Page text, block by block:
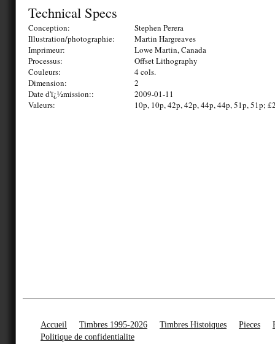
Technical Specs
Conception:
Stephen Perera
Illustration/photographie:
Martin Hargreaves
Imprimeur:
Lowe Martin, Canada
Processus:
Offset Lithography
Couleurs:
4 cols.
Dimension:
2
Date d'ï¿½mission::
2009-01-11
Valeurs:
10p, 10p, 42p, 42p, 44p, 44p, 51p, 51p;
Accueil Timbres 1995-2026 Timbres Histoiques Pieces
Politique de confidentialite